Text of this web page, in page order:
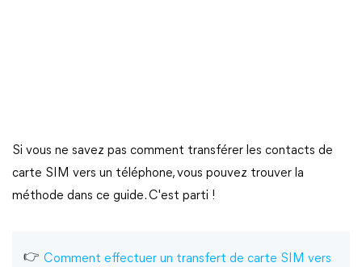
Si vous ne savez pas comment transférer les contacts de
carte SIM vers un téléphone, vous pouvez trouver la
méthode dans ce guide. C'est parti !
Comment effectuer un transfert de carte SIM vers